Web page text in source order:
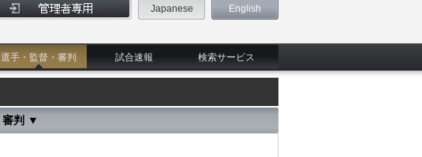
Japanese English
選手・監督・審判 試合速報 検索サービス
審判 ▼